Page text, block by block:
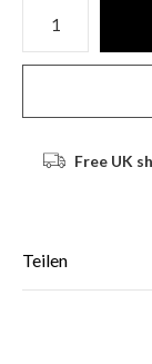
Free UK
Teilen